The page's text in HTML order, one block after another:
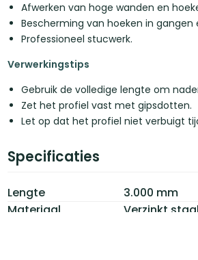
Afwerken van hoge wanden en
Bescherming van hoeken in gangen
Professioneel stucwerk.
Verwerkingstips
Gebruik de volledige lengte om
Zet het profiel vast met gipsdotten.
Let op dat het profiel niet verbuigt
Specificaties
Lengte
3.000 mm
Materiaal
Verzinkt staal